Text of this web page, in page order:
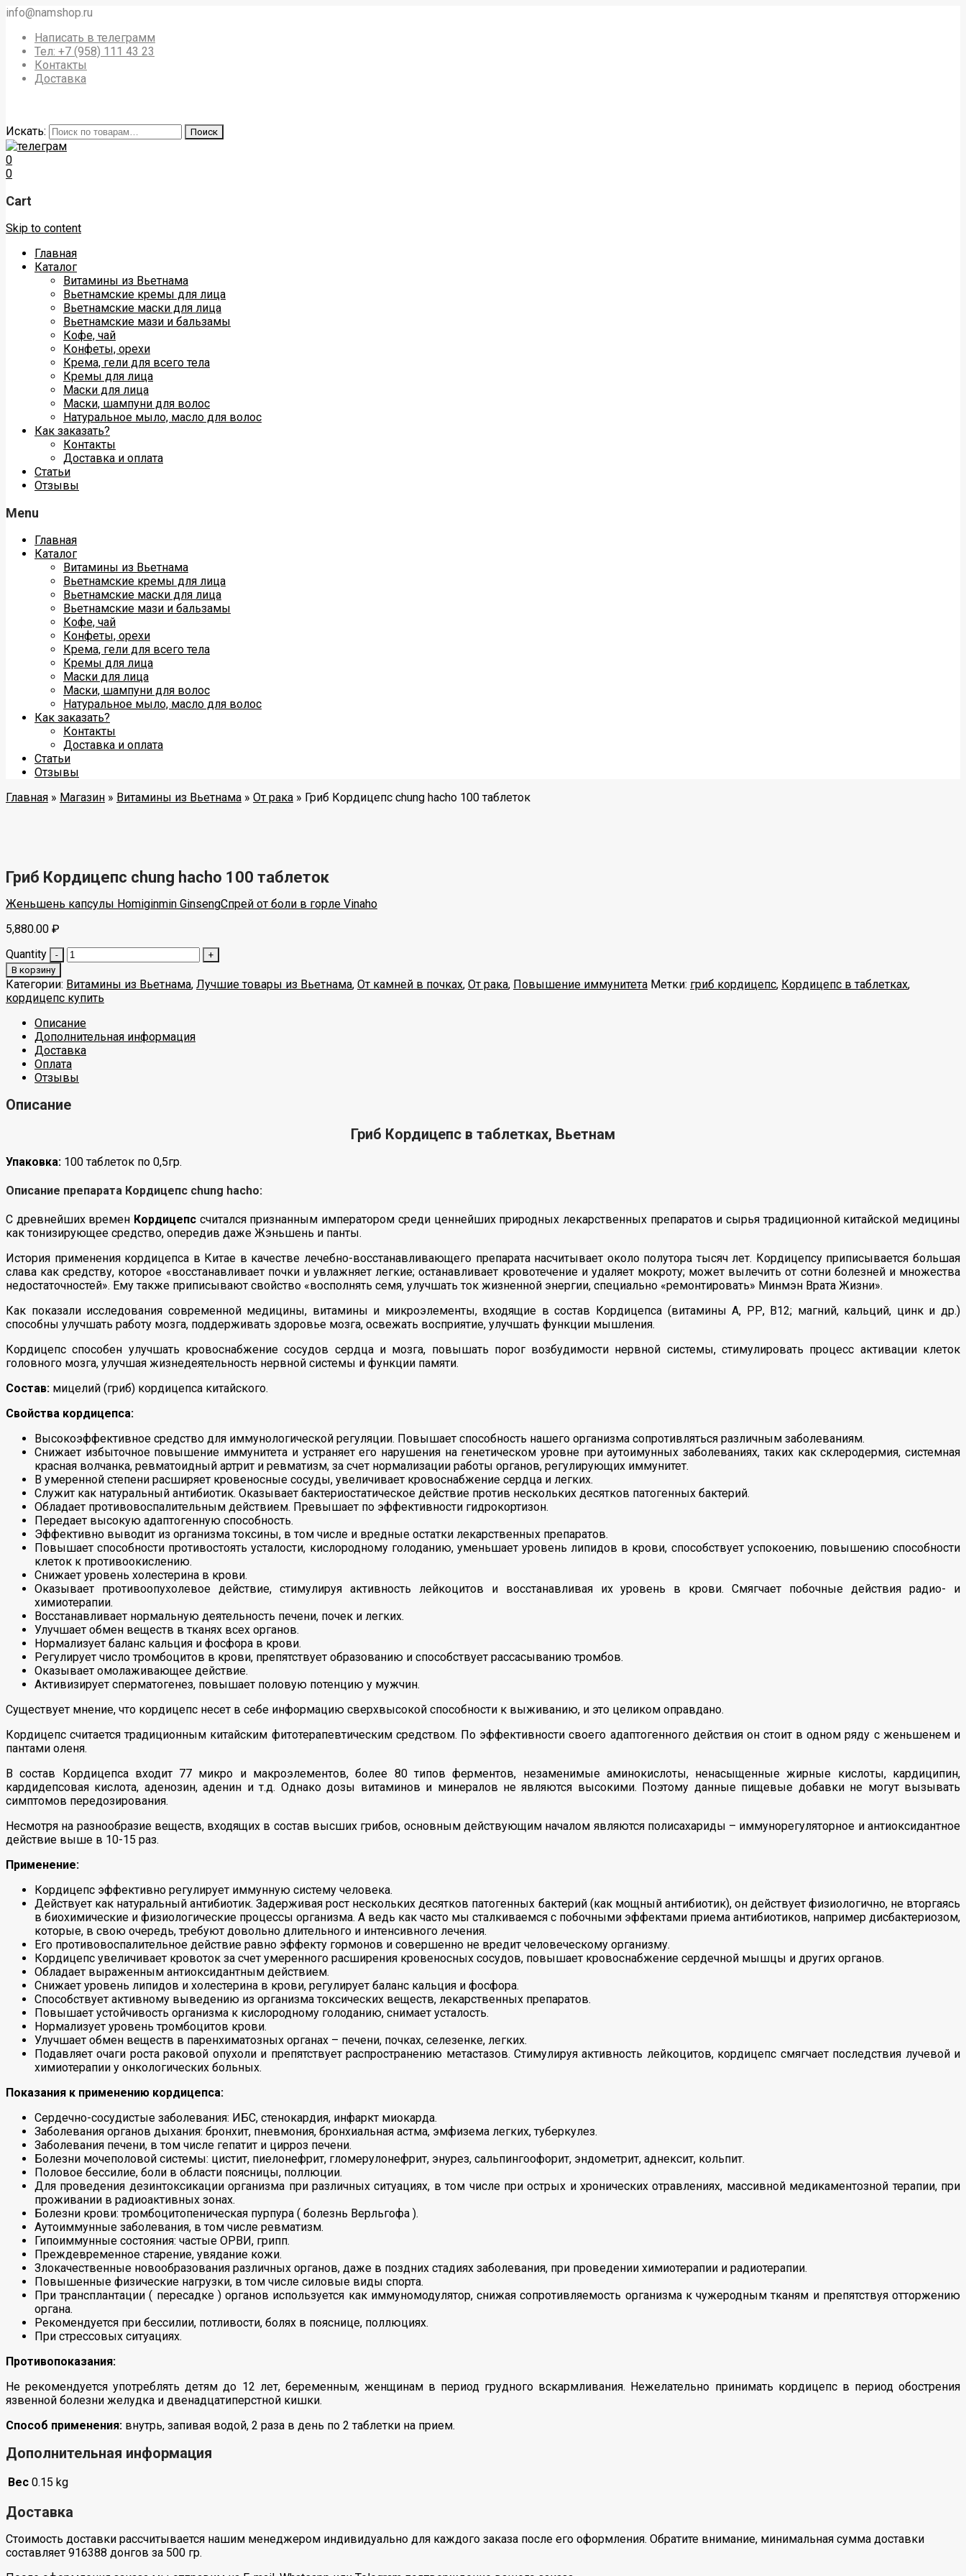
info@namshop.ru
Написать в телеграмм
Тел: +7 (958) 111 43 23
Контакты
Доставка
Искать: Поиск
0
0
Cart
Skip to content
Главная
Каталог
Витамины из Вьетнама
Вьетнамские кремы для лица
Вьетнамские маски для лица
Вьетнамские мази и бальзамы
Кофе, чай
Конфеты, орехи
Крема, гели для всего тела
Кремы для лица
Маски для лица
Маски, шампуни для волос
Натуральное мыло, масло для волос
Как заказать?
Контакты
Доставка и оплата
Статьи
Отзывы
Menu
Главная
Каталог
Витамины из Вьетнама
Вьетнамские кремы для лица
Вьетнамские маски для лица
Вьетнамские мази и бальзамы
Кофе, чай
Конфеты, орехи
Крема, гели для всего тела
Кремы для лица
Маски для лица
Маски, шампуни для волос
Натуральное мыло, масло для волос
Как заказать?
Контакты
Доставка и оплата
Статьи
Отзывы
Главная » Магазин » Витамины из Вьетнама » От рака » Гриб Кордицепс chung hacho 100 таблеток
Гриб Кордицепс chung hacho 100 таблеток
Женьшень капсулы Homiginmin GinsengСпрей от боли в горле Vinaho
5,880.00 ₽
Quantity
В корзину
Категории: Витамины из Вьетнама, Лучшие товары из Вьетнама, От камней в почках, От рака, Повышение иммунитета Метки: гриб кордицепс, Кордицепс в таблетках,
кордицепс купить
Описание
Дополнительная информация
Доставка
Оплата
Отзывы
Описание
Гриб Кордицепс в таблетках, Вьетнам
Упаковка: 100 таблеток по 0,5гр.
Описание препарата Кордицепс chung hacho:
С древнейших времен Кордицепс считался признанным императором среди ценнейших природных лекарственных препаратов и сырья традиционной китайской медицины
как тонизирующее средство, опередив даже Жэньшень и панты.
История применения кордицепса в Китае в качестве лечебно-восстанавливающего препарата насчитывает около полутора тысяч лет. Кордицепсу приписывается большая
слава как средству, которое «восстанавливает почки и увлажняет легкие; останавливает кровотечение и удаляет мокроту; может вылечить от сотни болезней и множества
недостаточностей». Ему также приписывают свойство «восполнять семя, улучшать ток жизненной энергии, специально «ремонтировать» Минмэн Врата Жизни».
Как показали исследования современной медицины, витамины и микроэлементы, входящие в состав Кордицепса (витамины А, РР, В12; магний, кальций, цинк и др.)
способны улучшать работу мозга, поддерживать здоровье мозга, освежать восприятие, улучшать функции мышления.
Кордицепс способен улучшать кровоснабжение сосудов сердца и мозга, повышать порог возбудимости нервной системы, стимулировать процесс активации клеток
головного мозга, улучшая жизнедеятельность нервной системы и функции памяти.
Состав: мицелий (гриб) кордицепса китайского.
Свойства кордицепса:
Высокоэффективное средство для иммунологической регуляции. Повышает способность нашего организма сопротивляться различным заболеваниям.
Снижает избыточное повышение иммунитета и устраняет его нарушения на генетическом уровне при аутоимунных заболеваниях, таких как склеродермия, системная
красная волчанка, ревматоидный артрит и ревматизм, за счет нормализации работы органов, регулирующих иммунитет.
В умеренной степени расширяет кровеносные сосуды, увеличивает кровоснабжение сердца и легких.
Служит как натуральный антибиотик. Оказывает бактериостатическое действие против нескольких десятков патогенных бактерий.
Обладает противовоспалительным действием. Превышает по эффективности гидрокортизон.
Передает высокую адаптогенную способность.
Эффективно выводит из организма токсины, в том числе и вредные остатки лекарственных препаратов.
Повышает способности противостоять усталости, кислородному голоданию, уменьшает уровень липидов в крови, способствует успокоению, повышению способности
клеток к противоокислению.
Снижает уровень холестерина в крови.
Оказывает противоопухолевое действие, стимулируя активность лейкоцитов и восстанавливая их уровень в крови. Смягчает побочные действия радио- и
химиотерапии.
Восстанавливает нормальную деятельность печени, почек и легких.
Улучшает обмен веществ в тканях всех органов.
Нормализует баланс кальция и фосфора в крови.
Регулирует число тромбоцитов в крови, препятствует образованию и способствует рассасыванию тромбов.
Оказывает омолаживающее действие.
Активизирует сперматогенез, повышает половую потенцию у мужчин.
Существует мнение, что кордицепс несет в себе информацию сверхвысокой способности к выживанию, и это целиком оправдано.
Кордицепс считается традиционным китайским фитотерапевтическим средством. По эффективности своего адаптогенного действия он стоит в одном ряду с женьшенем и
пантами оленя.
В состав Кордицепса входит 77 микро и макроэлементов, более 80 типов ферментов, незаменимые аминокислоты, ненасыщенные жирные кислоты, кардиципин,
кардидепсовая кислота, аденозин, аденин и т.д. Однако дозы витаминов и минералов не являются высокими. Поэтому данные пищевые добавки не могут вызывать
симптомов передозирования.
Несмотря на разнообразие веществ, входящих в состав высших грибов, основным действующим началом являются полисахариды – иммунорегуляторное и антиоксидантное
действие выше в 10-15 раз.
Применение:
Кордицепс эффективно регулирует иммунную систему человека.
Действует как натуральный антибиотик. Задерживая рост нескольких десятков патогенных бактерий (как мощный антибиотик), он действует физиологично, не вторгаясь
в биохимические и физиологические процессы организма. А ведь как часто мы сталкиваемся с побочными эффектами приема антибиотиков, например дисбактериозом,
которые, в свою очередь, требуют довольно длительного и интенсивного лечения.
Его противовоспалительное действие равно эффекту гормонов и совершенно не вредит человеческому организму.
Кордицепс увеличивает кровоток за счет умеренного расширения кровеносных сосудов, повышает кровоснабжение сердечной мышцы и других органов.
Обладает выраженным антиоксидантным действием.
Снижает уровень липидов и холестерина в крови, регулирует баланс кальция и фосфора.
Способствует активному выведению из организма токсических веществ, лекарственных препаратов.
Повышает устойчивость организма к кислородному голоданию, снимает усталость.
Нормализует уровень тромбоцитов крови.
Улучшает обмен веществ в паренхиматозных органах – печени, почках, селезенке, легких.
Подавляет очаги роста раковой опухоли и препятствует распространению метастазов. Стимулируя активность лейкоцитов, кордицепс смягчает последствия лучевой и
химиотерапии у онкологических больных.
Показания к применению кордицепса:
Сердечно-сосудистые заболевания: ИБС, стенокардия, инфаркт миокарда.
Заболевания органов дыхания: бронхит, пневмония, бронхиальная астма, эмфизема легких, туберкулез.
Заболевания печени, в том числе гепатит и цирроз печени.
Болезни мочеполовой системы: цистит, пиелонефрит, гломерулонефрит, энурез, сальпингоофорит, эндометрит, аднексит, кольпит.
Половое бессилие, боли в области поясницы, поллюции.
Для проведения дезинтоксикации организма при различных ситуациях, в том числе при острых и хронических отравлениях, массивной медикаментозной терапии, при
проживании в радиоактивных зонах.
Болезни крови: тромбоцитопеническая пурпура ( болезнь Верльгофа ).
Аутоиммунные заболевания, в том числе ревматизм.
Гипоиммунные состояния: частые ОРВИ, грипп.
Преждевременное старение, увядание кожи.
Злокачественные новообразования различных органов, даже в поздних стадиях заболевания, при проведении химиотерапии и радиотерапии.
Повышенные физические нагрузки, в том числе силовые виды спорта.
При трансплантации ( пересадке ) органов используется как иммуномодулятор, снижая сопротивляемость организма к чужеродным тканям и препятствуя отторжению
органа.
Рекомендуется при бессилии, потливости, болях в пояснице, поллюциях.
При стрессовых ситуациях.
Противопоказания:
Не рекомендуется употреблять детям до 12 лет, беременным, женщинам в период грудного вскармливания. Нежелательно принимать кордицепс в период обострения
язвенной болезни желудка и двенадцатиперстной кишки.
Способ применения: внутрь, запивая водой, 2 раза в день по 2 таблетки на прием.
Дополнительная информация
Вес 0.15 kg
Доставка
Стоимость доставки рассчитывается нашим менеджером индивидуально для каждого заказа после его оформления. Обратите внимание, минимальная сумма доставки
составляет 916388 донгов за 500 гр.